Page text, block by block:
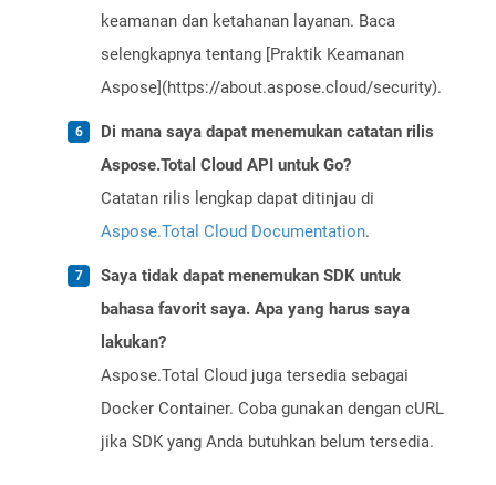
keamanan dan ketahanan layanan. Baca
selengkapnya tentang [Praktik Keamanan
Aspose](https://about.aspose.cloud/security).
Di mana saya dapat menemukan catatan rilis
Aspose.Total Cloud API untuk Go?
Catatan rilis lengkap dapat ditinjau di
Aspose.Total Cloud Documentation.
Saya tidak dapat menemukan SDK untuk
bahasa favorit saya. Apa yang harus saya
lakukan?
Aspose.Total Cloud juga tersedia sebagai
Docker Container. Coba gunakan dengan cURL
jika SDK yang Anda butuhkan belum tersedia.